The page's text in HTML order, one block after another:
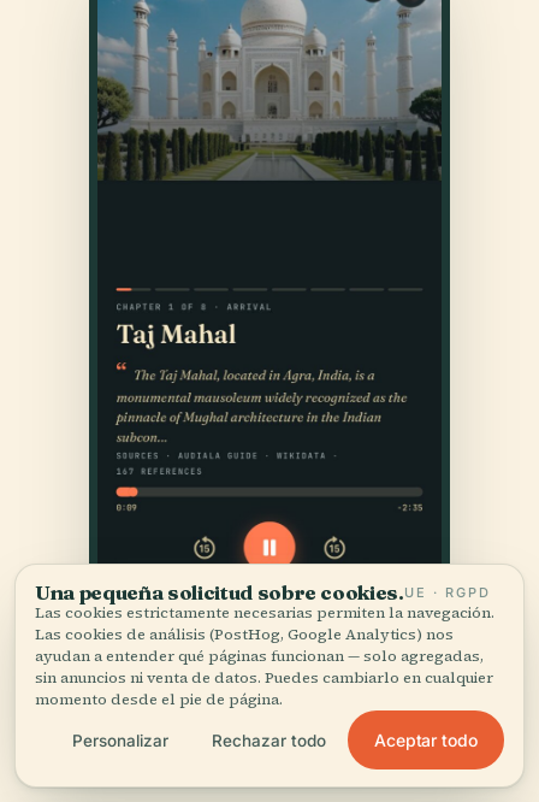
Una pequeña solicitud sobre cookies.UE · RGPD
Las cookies estrictamente necesarias permiten la navegación.
Las cookies de análisis (PostHog, Google Analytics) nos
ayudan a entender qué páginas funcionan — solo agregadas,
sin anuncios ni venta de datos. Puedes cambiarlo en cualquier
momento desde el pie de página.
Personalizar Rechazar todo Aceptar todo